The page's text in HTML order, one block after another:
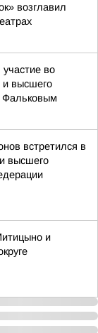
возглавил
во
и высшего
встретился в
высшего
и